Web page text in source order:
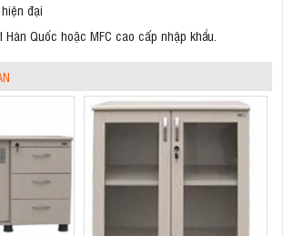
đại
Hàn Quốc hoặc MFC cao cấp nhập khẩu.